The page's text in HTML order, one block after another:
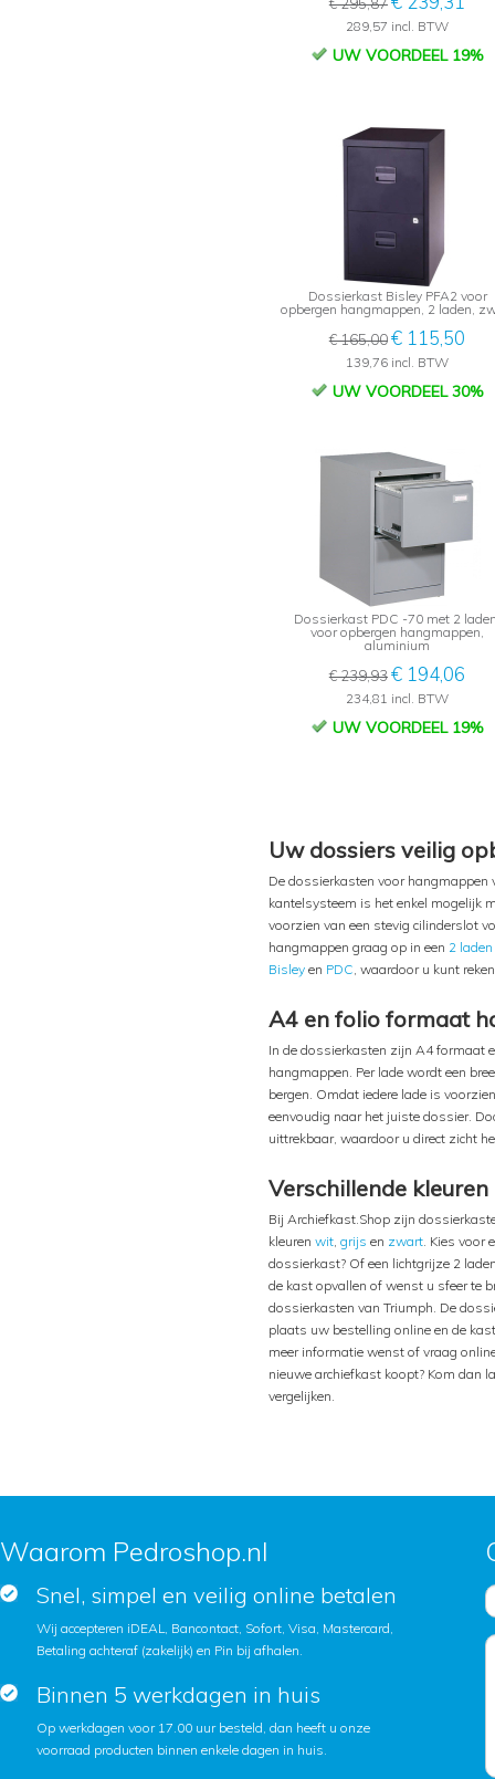
289,57 incl. BTW
UW VOORDEEL 19%
Dossierkast Bisley PFA2 voor
opbergen hangmappen, 2 laden,
€ 165,00€ 115,50
139,76 incl. BTW
UW VOORDEEL 30%
Dossierkast PDC -70 met 2
voor opbergen hangmappen,
aluminium
€ 239,93€ 194,06
234,81 incl. BTW
UW VOORDEEL 19%
Uw dossiers veilig
De dossierkasten voor
kantelsysteem is het enkel mogelijk
voorzien van een stevig cilinderslot
hangmappen graag op in een 2
Bisley en PDC, waardoor u kunt
A4 en folio formaat
In de dossierkasten zijn A4 formaat
hangmappen. Per lade wordt een
bergen. Omdat iedere lade is
eenvoudig naar het juiste dossier.
uittrekbaar, waardoor u direct zicht
Verschillende
Bij Archiefkast.Shop zijn
kleuren wit, grijs en zwart. Kies voor
dossierkast? Of een lichtgrijze 2
de kast opvallen of wenst u sfeer te
dossierkasten van Triumph. De
plaats uw bestelling online en de
meer informatie wenst of vraag
nieuwe archiefkast koopt? Kom dan
vergelijken.
Waarom Pedroshop.nl
Snel, simpel en veilig online betalen
Wij accepteren iDEAL, Bancontact, Sofort, Visa, Mastercard,
Betaling achteraf (zakelijk) en Pin bij afhalen.
Binnen 5 werkdagen in huis
Op werkdagen voor 17.00 uur besteld, dan heeft u onze
voorraad producten binnen enkele dagen in huis.